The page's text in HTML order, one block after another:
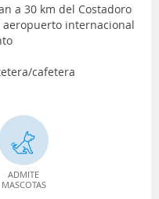
a 30 km del Costadoro
aeropuerto internacional
cafetera
ADMITE
MASCOTAS